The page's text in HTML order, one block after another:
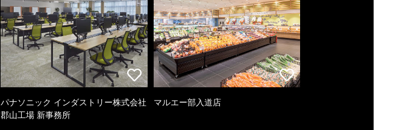
パナソニック インダストリー株式会社
郡山工場 新事務所
マルエー部入道店